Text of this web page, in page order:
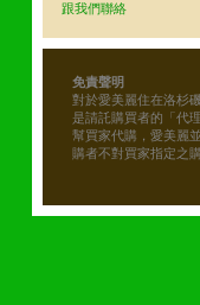
跟我們聯絡
免責聲明
對於愛美麗住在洛杉
是請託購買者的「代
幫買家代購，愛美麗
購者不對買家指定之